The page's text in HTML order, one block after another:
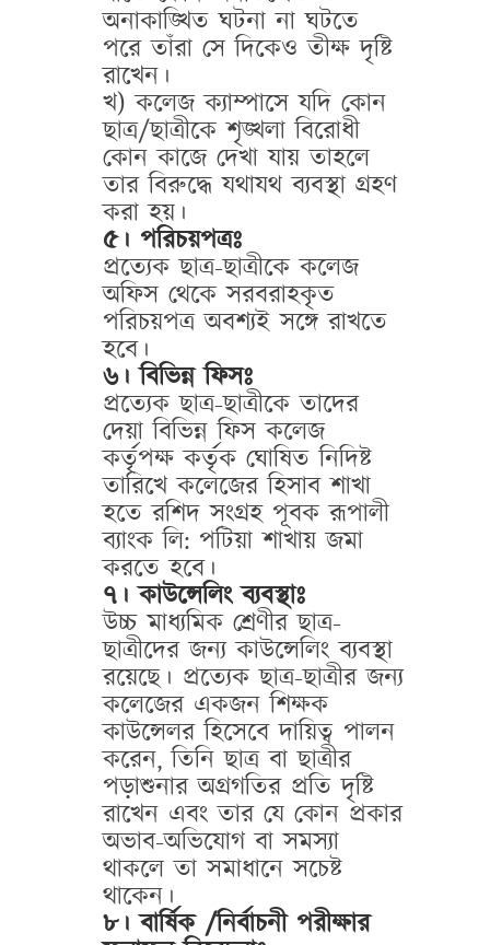
অনাকাঙ্খিত ঘটনা না ঘটতে
পরে তাঁরা সে দিকেও তীক্ষ দৃষ্টি
রাখেন।
খ) কলেজ ক্যাম্পাসে যদি কোন
ছাত্র/ছাত্রীকে শৃঙ্খলা বিরোধী
কোন কাজে দেখা যায় তাহলে
তার বিরুদ্ধে যথাযথ ব্যবস্থা গ্রহণ
করা হয়।
৫। পরিচয়পত্রঃ
প্রত্যেক ছাত্র-ছাত্রীকে কলেজ
অফিস থেকে সরবরাহকৃত
পরিচয়পত্র অবশ্যই সঙ্গে রাখতে
হবে।
৬। বিভিন্ন ফিসঃ
প্রত্যেক ছাত্র-ছাত্রীকে তাদের
দেয়া বিভিন্ন ফিস কলেজ
কর্তৃপক্ষ কর্তৃক ঘোষিত নিদিষ্ট
তারিখে কলেজের হিসাব শাখা
হতে রশিদ সংগ্রহ পূবক রূপালী
ব্যাংক লি: পটিয়া শাখায় জমা
করতে হবে।
৭। কাউন্সেলিং ব্যবস্থাঃ
উচ্চ মাধ্যমিক শ্রেণীর ছাত্র-
ছাত্রীদের জন্য কাউন্সেলিং ব্যবস্থা
রয়েছে। প্রত্যেক ছাত্র-ছাত্রীর জন্য
কলেজের একজন শিক্ষক
কাউন্সেলর হিসেবে দায়িত্ব পালন
করেন, তিনি ছাত্র বা ছাত্রীর
পড়াশুনার অগ্রগতির প্রতি দৃষ্টি
রাখেন এবং তার যে কোন প্রকার
অভাব-অভিযোগ বা সমস্যা
থাকলে তা সমাধানে সচেষ্ট
থাকেন।
৮। বার্ষিক /নির্বাচনী পরীক্ষার